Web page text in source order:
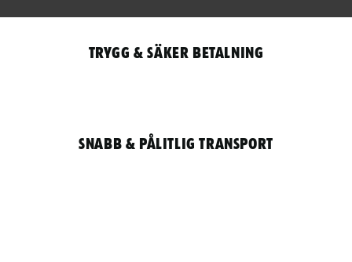
Trygg & säker betalning
Snabb & pålitlig transport